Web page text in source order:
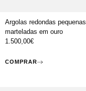
Argolas redondas pequenas
marteladas em ouro
1.500,00€
COMPRAR